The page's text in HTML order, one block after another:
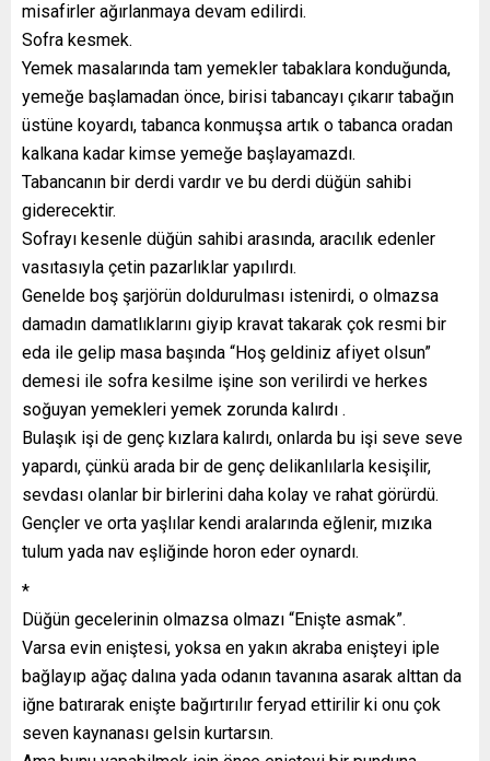
misafirler ağırlanmaya devam edilirdi.
Sofra kesmek.
Yemek masalarında tam yemekler tabaklara konduğunda,
yemeğe başlamadan önce, birisi tabancayı çıkarır tabağın
üstüne koyardı, tabanca konmuşsa artık o tabanca oradan
kalkana kadar kimse yemeğe başlayamazdı.
Tabancanın bir derdi vardır ve bu derdi düğün sahibi
giderecektir.
Sofrayı kesenle düğün sahibi arasında, aracılık edenler
vasıtasıyla çetin pazarlıklar yapılırdı.
Genelde boş şarjörün doldurulması istenirdi, o olmazsa
damadın damatlıklarını giyip kravat takarak çok resmi bir
eda ile gelip masa başında “Hoş geldiniz afiyet olsun”
demesi ile sofra kesilme işine son verilirdi ve herkes
soğuyan yemekleri yemek zorunda kalırdı .
Bulaşık işi de genç kızlara kalırdı, onlarda bu işi seve seve
yapardı, çünkü arada bir de genç delikanlılarla kesişilir,
sevdası olanlar bir birlerini daha kolay ve rahat görürdü.
Gençler ve orta yaşlılar kendi aralarında eğlenir, mızıka
tulum yada nav eşliğinde horon eder oynardı.
*
Düğün gecelerinin olmazsa olmazı “Enişte asmak”.
Varsa evin eniştesi, yoksa en yakın akraba enişteyi iple
bağlayıp ağaç dalına yada odanın tavanına asarak alttan da
iğne batırarak enişte bağırtırılır feryad ettirilir ki onu çok
seven kaynanası gelsin kurtarsın.